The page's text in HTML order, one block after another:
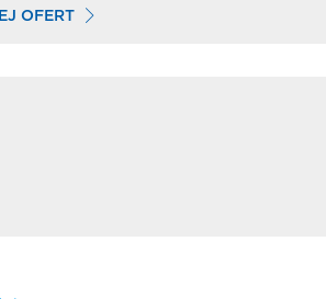
OFERT